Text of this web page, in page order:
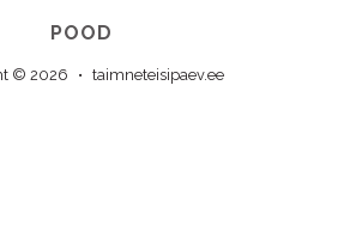
POOD
© 2026 • taimneteisipaev.ee